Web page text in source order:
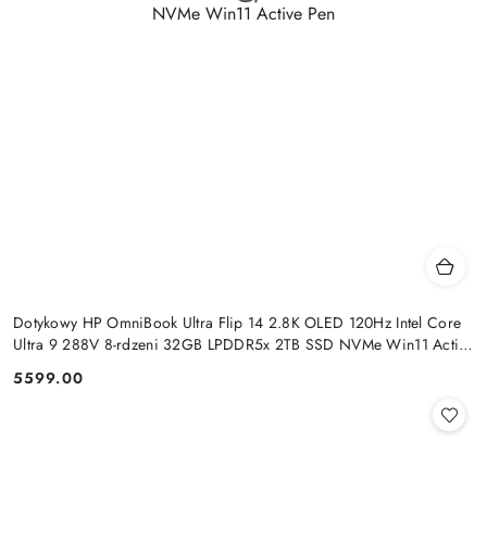
Dotykowy HP OmniBook Ultra Flip 14 2.8K OLED 120Hz Intel Core
Ultra 9 288V 8-rdzeni 32GB LPDDR5x 2TB SSD NVMe Win11 Active
Cena:
5599.00